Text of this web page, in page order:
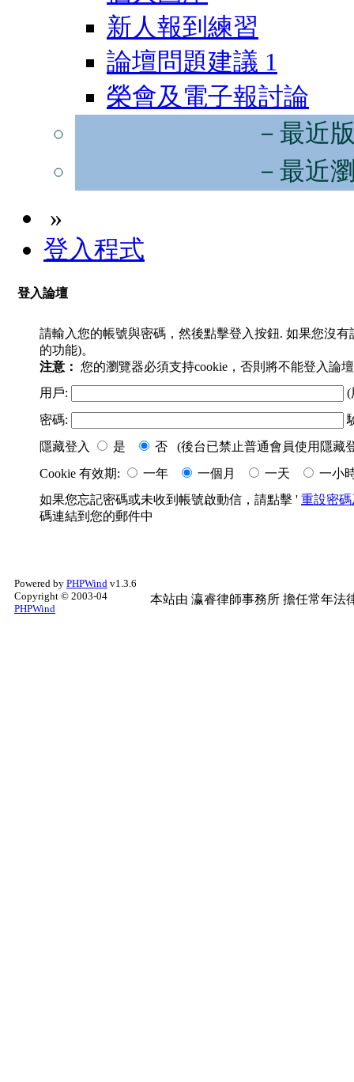
新人報到練習
論壇問題建議 1
榮會及電子報討論
－最近
－最近
»
登入程式
登入論壇
請輸入您的帳號與密碼，然後點擊登入按鈕. 如果您沒
的功能)。
注意： 您的瀏覽器必須支持cookie，否則將不能登入論
用戶:
(
密碼:
隱藏登入
是
否 (後台已禁止普通會員使用隱藏
Cookie 有效期:
一年 一個月 一天
一小
如果您忘記密碼或未收到帳號啟動信，請點擊 ' 重設密
碼連結到您的郵件中
Powered by PHPWind v1.3.6
Copyright © 2003-04
PHPWind
本站由 瀛睿律師事務所 擔任常年法